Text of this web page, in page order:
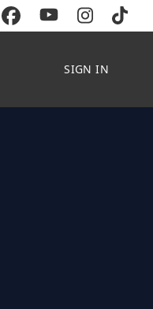
SIGN IN